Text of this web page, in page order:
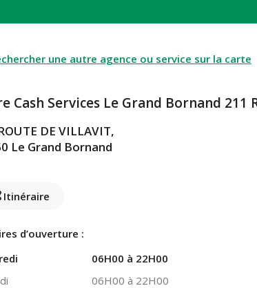
une autre agence ou service sur la carte
Cash Services Le Grand Bornand 211
DE VILLAVIT,
Le Grand Bornand
Itinéraire
d’ouverture :
06H00 à 22H00
06H00 à 22H00